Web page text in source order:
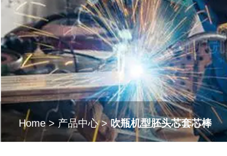
Home> 产品中心>吹瓶机型胚头芯套芯棒